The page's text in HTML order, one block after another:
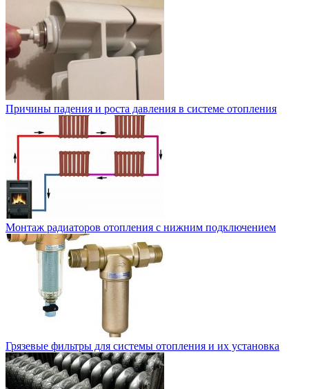
Причины падения и роста давления в системе отопления
Монтаж радиаторов отопления с нижним подключением
Грязевые фильтры для системы отопления и их установка